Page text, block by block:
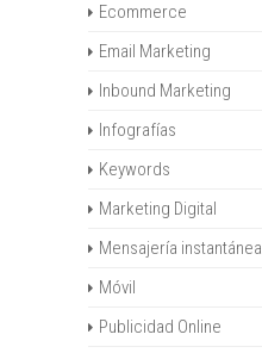
Ecommerce
Email Marketing
Inbound Marketing
Infografías
Keywords
Marketing Digital
Mensajería instantánea
Móvil
Publicidad Online